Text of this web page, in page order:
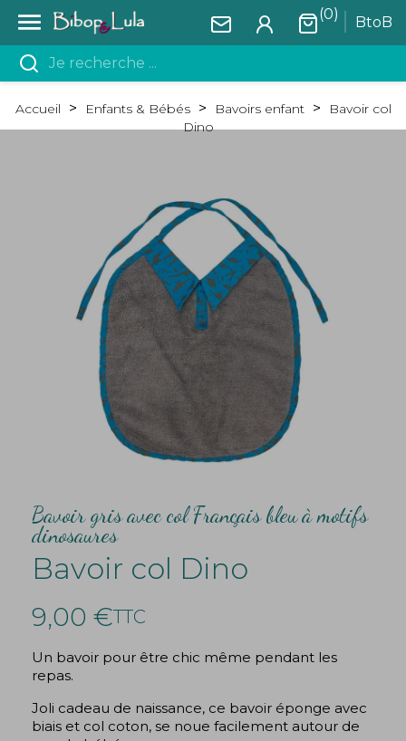
 BtoB
(0)
Accueil Enfants & Bébés Bavoirs enfant
Bavoir col
Dino
Bavoir gris avec col Français bleu à motifs
dinosaures
Bavoir col Dino
9,00 €TTC
Un bavoir pour être chic même pendant les
repas.
Joli cadeau de naissance, ce bavoir éponge avec
biais et col coton, se noue facilement autour de